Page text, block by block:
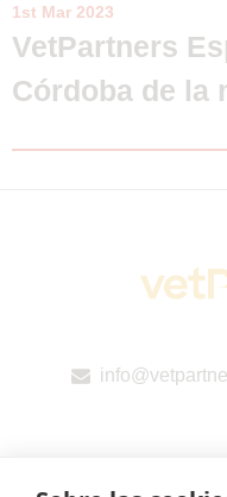
1st Mar 2023
VetPartners
Córdoba de la